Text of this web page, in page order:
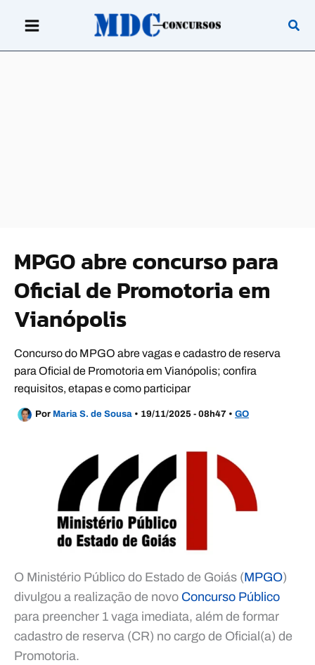
MPGO abre concurso para
Oficial de Promotoria em
Vianópolis
Concurso do MPGO abre vagas e cadastro de reserva
para Oficial de Promotoria em Vianópolis; confira
requisitos, etapas e como participar
Por Maria S. de Sousa • 19/11/2025 - 08h47 • GO
O Ministério Público do Estado de Goiás (MPGO)
divulgou a realização de novo Concurso Público
para preencher 1 vaga imediata, além de formar
cadastro de reserva (CR) no cargo de Oficial(a) de
Promotoria.